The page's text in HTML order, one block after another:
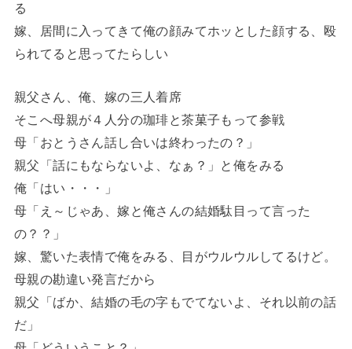
る
嫁、居間に入ってきて俺の顔みてホッとした顔する、殴
られてると思ってたらしい
親父さん、俺、嫁の三人着席
そこへ母親が４人分の珈琲と茶菓子もって参戦
母「おとうさん話し合いは終わったの？」
親父「話にもならないよ、なぁ？」と俺をみる
俺「はい・・・」
母「え～じゃあ、嫁と俺さんの結婚駄目って言った
の？？」
嫁、驚いた表情で俺をみる、目がウルウルしてるけど。
母親の勘違い発言だから
親父「ばか、結婚の毛の字もでてないよ、それ以前の話
だ」